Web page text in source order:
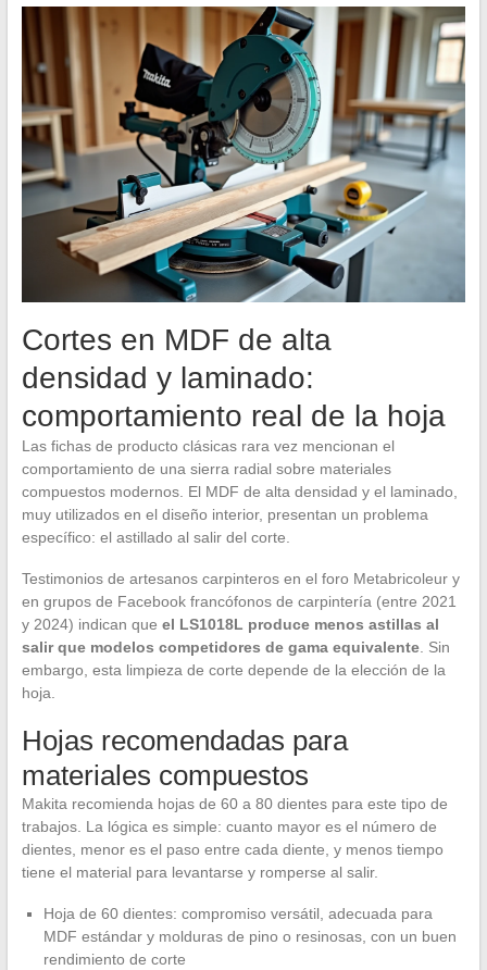
Cortes en MDF de alta
densidad y laminado:
comportamiento real de la hoja
Las fichas de producto clásicas rara vez mencionan el
comportamiento de una sierra radial sobre materiales
compuestos modernos. El MDF de alta densidad y el laminado,
muy utilizados en el diseño interior, presentan un problema
específico: el astillado al salir del corte.
Testimonios de artesanos carpinteros en el foro Metabricoleur y
en grupos de Facebook francófonos de carpintería (entre 2021
y 2024) indican que el LS1018L produce menos astillas al
salir que modelos competidores de gama equivalente. Sin
embargo, esta limpieza de corte depende de la elección de la
hoja.
Hojas recomendadas para
materiales compuestos
Makita recomienda hojas de 60 a 80 dientes para este tipo de
trabajos. La lógica es simple: cuanto mayor es el número de
dientes, menor es el paso entre cada diente, y menos tiempo
tiene el material para levantarse y romperse al salir.
Hoja de 60 dientes: compromiso versátil, adecuada para
MDF estándar y molduras de pino o resinosas, con un buen
rendimiento de corte